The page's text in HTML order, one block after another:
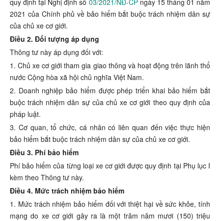
quy định tại Nghị định số 03/2021/NĐ-CPngày 15 tháng 01 năm
2021 của Chính phủ về bảo hiểm bắt buộc trách nhiệm dân sự
của chủ xe cơ giới.
Điều 2. Đối tượng áp dụng
Thông tư này áp dụng đối với:
1. Chủ xe cơ giới tham gia giao thông và hoạt động trên lãnh thổ
nước Cộng hòa xã hội chủ nghĩa Việt Nam.
2. Doanh nghiệp bảo hiểm được phép triển khai bảo hiểm bắt
buộc trách nhiệm dân sự của chủ xe cơ giới theo quy định của
pháp luật.
3. Cơ quan, tổ chức, cá nhân có liên quan đến việc thực hiện
bảo hiểm bắt buộc trách nhiệm dân sự của chủ xe cơ giới.
Điều 3. Phí bảo hiểm
Phí bảo hiểm của từng loại xe cơ giới được quy định tại Phụ lục I
kèm theo Thông tư này.
Điều 4. Mức trách nhiệm bảo hiểm
1. Mức trách nhiệm bảo hiểm đối với thiệt hại về sức khỏe, tính
mạng do xe cơ giới gây ra là một trăm năm mươi (150) triệu